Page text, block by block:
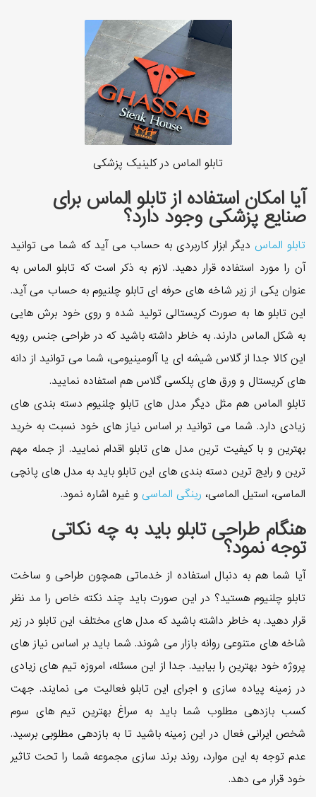
تابلو الماس در کلینیک پزشکی
آیا امکان استفاده از تابلو الماس برای
صنایع پزشکی وجود دارد؟
تابلو الماس دیگر ابزار کاربردی به حساب می آید که شما می توانید
آن را مورد استفاده قرار دهید. لازم به ذکر است که تابلو الماس به
عنوان یکی از زیر شاخه های حرفه ای تابلو چلنیوم به حساب می آید.
این تابلو ها به صورت کریستالی تولید شده و روی خود برش هایی
به شکل الماس دارند. به خاطر داشته باشید که در طراحی جنس رویه
این کالا جدا از گلاس شیشه ای یا آلومینیومی، شما می توانید از دانه
های کریستال و ورق های پلکسی گلاس هم استفاده نمایید.
تابلو الماس هم مثل دیگر مدل های تابلو چلنیوم دسته بندی های
زیادی دارد. شما می توانید بر اساس نیاز های خود نسبت به خرید
بهترین و با کیفیت ترین مدل های تابلو اقدام نمایید. از جمله مهم
ترین و رایج ترین دسته بندی های این تابلو باید به مدل های پانچی
الماسی، استیل الماسی، رینگی الماسی و غیره اشاره نمود.
هنگام طراحی تابلو باید به چه نکاتی
توجه نمود؟
آیا شما هم به دنبال استفاده از خدماتی همچون طراحی و ساخت
تابلو چلنیوم هستید؟ در این صورت باید چند نکته خاص را مد نظر
قرار دهید. به خاطر داشته باشید که مدل های مختلف این تابلو در زیر
شاخه های متنوعی روانه بازار می شوند. شما باید بر اساس نیاز های
پروژه خود بهترین را بیابید. جدا از این مسئله، امروزه تیم های زیادی
در زمینه پیاده سازی و اجرای این تابلو فعالیت می نمایند. جهت
کسب بازدهی مطلوب شما باید به سراغ بهترین تیم های سوم
شخص ایرانی فعال در این زمینه باشید تا به بازدهی مطلوبی برسید.
عدم توجه به این موارد، روند برند سازی مجموعه شما را تحت تاثیر
خود قرار می دهد.